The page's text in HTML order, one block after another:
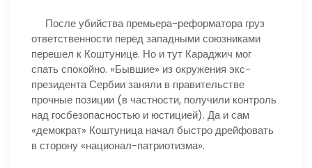
После убийства премьера-реформатора груз
ответственности перед западными союзниками
перешел к Коштунице. Но и тут Караджич мог
спать спокойно. «Бывшие» из окружения экс-
президента Сербии заняли в правительстве
прочные позиции (в частности, получили контроль
над госбезопасностью и юстицией). Да и сам
«демократ» Коштуница начал быстро дрейфовать
в сторону «национал-патриотизма».